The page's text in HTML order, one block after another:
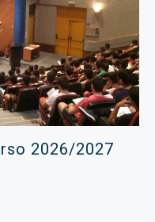
2026/2027